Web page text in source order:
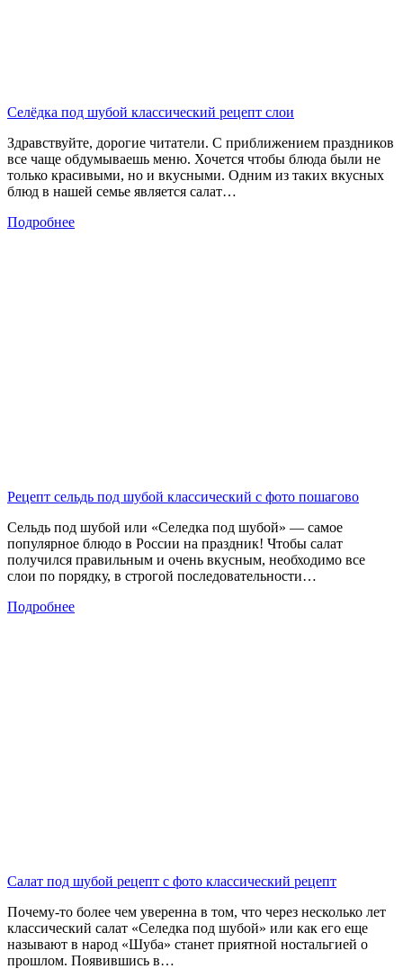
Селёдка под шубой классический рецепт слои
Здравствуйте, дорогие читатели. С приближением праздников
все чаще обдумываешь меню. Хочется чтобы блюда были не
только красивыми, но и вкусными. Одним из таких вкусных
блюд в нашей семье является салат…
Подробнее
Рецепт сельдь под шубой классический с фото пошагово
Сельдь под шубой или «Селедка под шубой» — самое
популярное блюдо в России на праздник! Чтобы салат
получился правильным и очень вкусным, необходимо все
слои по порядку, в строгой последовательности…
Подробнее
Салат под шубой рецепт с фото классический рецепт
Почему-то более чем уверенна в том, что через несколько лет
классический салат «Селедка под шубой» или как его еще
называют в народ «Шуба» станет приятной ностальгией о
прошлом. Появившись в…